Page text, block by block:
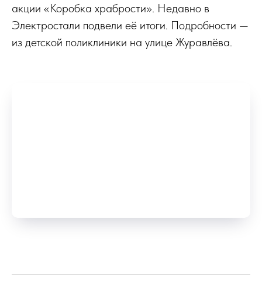
акции «Коробка храбрости». Недавно в
Электростали подвели её итоги. Подробности —
из детской поликлиники на улице Журавлёва.